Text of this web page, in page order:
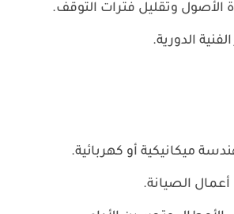
الأصول وتقليل فترات التوقف.
الدورية.
ميكانيكية أو كهربائية.
أعمال الصيانة.